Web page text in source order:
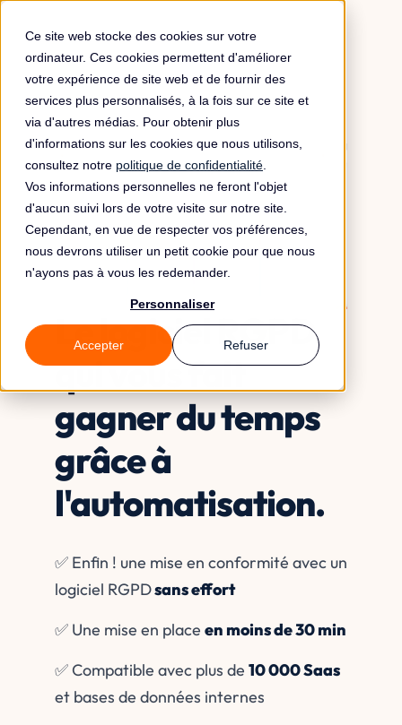
Ce site web stocke des cookies sur votre
ordinateur. Ces cookies permettent d'améliorer
votre expérience de site web et de fournir des
services plus personnalisés, à la fois sur ce site et
via d'autres médias. Pour obtenir plus
d'informations sur les cookies que nous utilisons,
consultez notre politique de confidentialité
Vos informations personnelles ne feront l'objet
d'aucun suivi lors de votre visite sur notre site.
Cependant, en vue de respecter vos préférences,
nous devrons utiliser un petit cookie pour que nous
n'ayons pas à vous les redemander.
Personnaliser
Accepter Refuser
Le logiciel RGPD
qui vous fait
gagner du temps
grâce à
l'automatisation.
✅ Enfin ! une mise en conformité avec un
logiciel RGPDsans effort
✅ Une mise en place en moins de 30 min
✅ Compatible avec plus de 10 000 Saas
et bases de données internes